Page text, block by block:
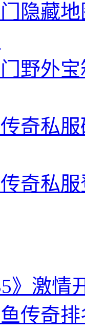
隐藏
野外
奇私
奇私
》激
传奇